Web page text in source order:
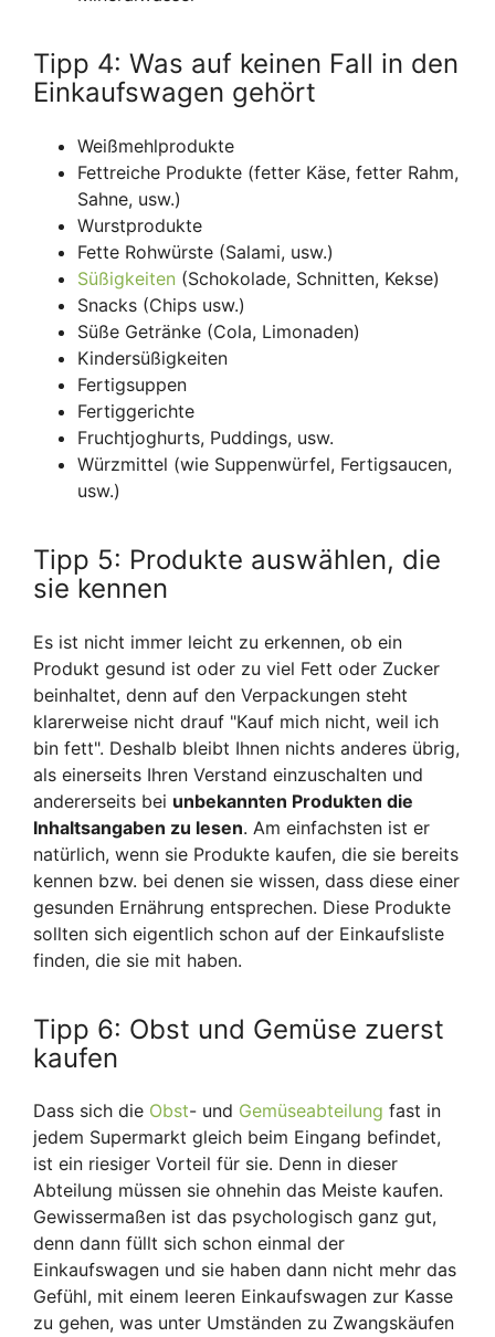
Tipp 4: Was auf keinen Fall in den
Einkaufswagen gehört
Weißmehlprodukte
Fettreiche Produkte (fetter Käse, fetter Rahm,
Sahne, usw.)
Wurstprodukte
Fette Rohwürste (Salami, usw.)
Süßigkeiten (Schokolade, Schnitten, Kekse)
Snacks (Chips usw.)
Süße Getränke (Cola, Limonaden)
Kindersüßigkeiten
Fertigsuppen
Fertiggerichte
Fruchtjoghurts, Puddings, usw.
Würzmittel (wie Suppenwürfel, Fertigsaucen,
usw.)
Tipp 5: Produkte auswählen, die
sie kennen
Es ist nicht immer leicht zu erkennen, ob ein
Produkt gesund ist oder zu viel Fett oder Zucker
beinhaltet, denn auf den Verpackungen steht
klarerweise nicht drauf "Kauf mich nicht, weil ich
bin fett". Deshalb bleibt Ihnen nichts anderes übrig,
als einerseits Ihren Verstand einzuschalten und
andererseits bei unbekannten Produkten die
Inhaltsangaben zu lesen. Am einfachsten ist er
natürlich, wenn sie Produkte kaufen, die sie bereits
kennen bzw. bei denen sie wissen, dass diese einer
gesunden Ernährung entsprechen. Diese Produkte
sollten sich eigentlich schon auf der Einkaufsliste
finden, die sie mit haben.
Tipp 6: Obst und Gemüse zuerst
kaufen
Dass sich die Obst- und Gemüseabteilung fast in
jedem Supermarkt gleich beim Eingang befindet,
ist ein riesiger Vorteil für sie. Denn in dieser
Abteilung müssen sie ohnehin das Meiste kaufen.
Gewissermaßen ist das psychologisch ganz gut,
denn dann füllt sich schon einmal der
Einkaufswagen und sie haben dann nicht mehr das
Gefühl, mit einem leeren Einkaufswagen zur Kasse
zu gehen, was unter Umständen zu Zwangskäufen